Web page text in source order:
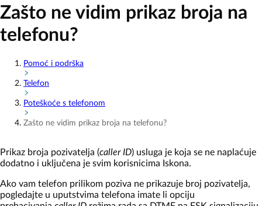
Zašto ne vidim prikaz broja na
telefonu?
Pomoć i podrška
Telefon
Poteškoće s telefonom
Zašto ne vidim prikaz broja na telefonu?
Prikaz broja pozivatelja (caller ID) usluga je koja se ne naplaćuje
dodatno i uključena je svim korisnicima Iskona.
Ako vam telefon prilikom poziva ne prikazuje broj pozivatelja,
pogledajte u uputstvima telefona imate li opciju